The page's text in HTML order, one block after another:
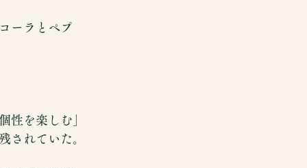
ーラとペプ
性を楽しむ」
されていた。